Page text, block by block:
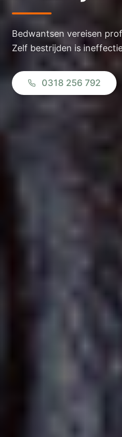
Bedwantsen vereisen
Zelf bestrijden is
0318 256 792